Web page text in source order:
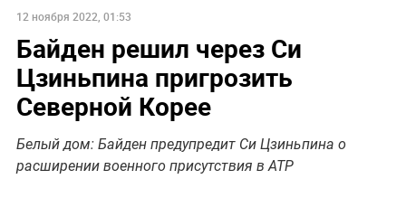
12 ноября 2022, 01:53
Байден решил через Си
Цзиньпина пригрозить
Северной Корее
Белый дом: Байден предупредит Си Цзиньпина о
расширении военного присутствия в АТР